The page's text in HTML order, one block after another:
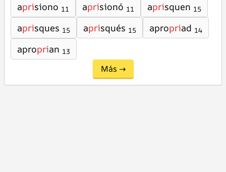
aprisiono 11 aprisionó 11 aprisquen 15
aprisques 15 aprisqués 15 apropriad 14
aproprian 13
Más →